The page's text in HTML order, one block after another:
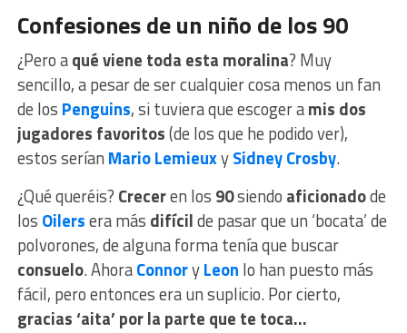
Confesiones de un niño de los 90
¿Pero aqué viene toda esta moralina? Muy
sencillo, a pesar de ser cualquier cosa menos un fan
de los Penguins, si tuviera que escoger amis dos
jugadores favoritos(de los que he podido ver),
estos serían Mario LemieuxySidney Crosby.
¿Qué queréis? Creceren los 90siendo aficionadode
los Oilersera más difícilde pasar que un ‘bocata’ de
polvorones, de alguna forma tenía que buscar
consuelo. AhoraConnoryLeon lo han puesto más
fácil, pero entonces era un suplicio. Por cierto,
gracias ‘aita’ por la parte que te toca…